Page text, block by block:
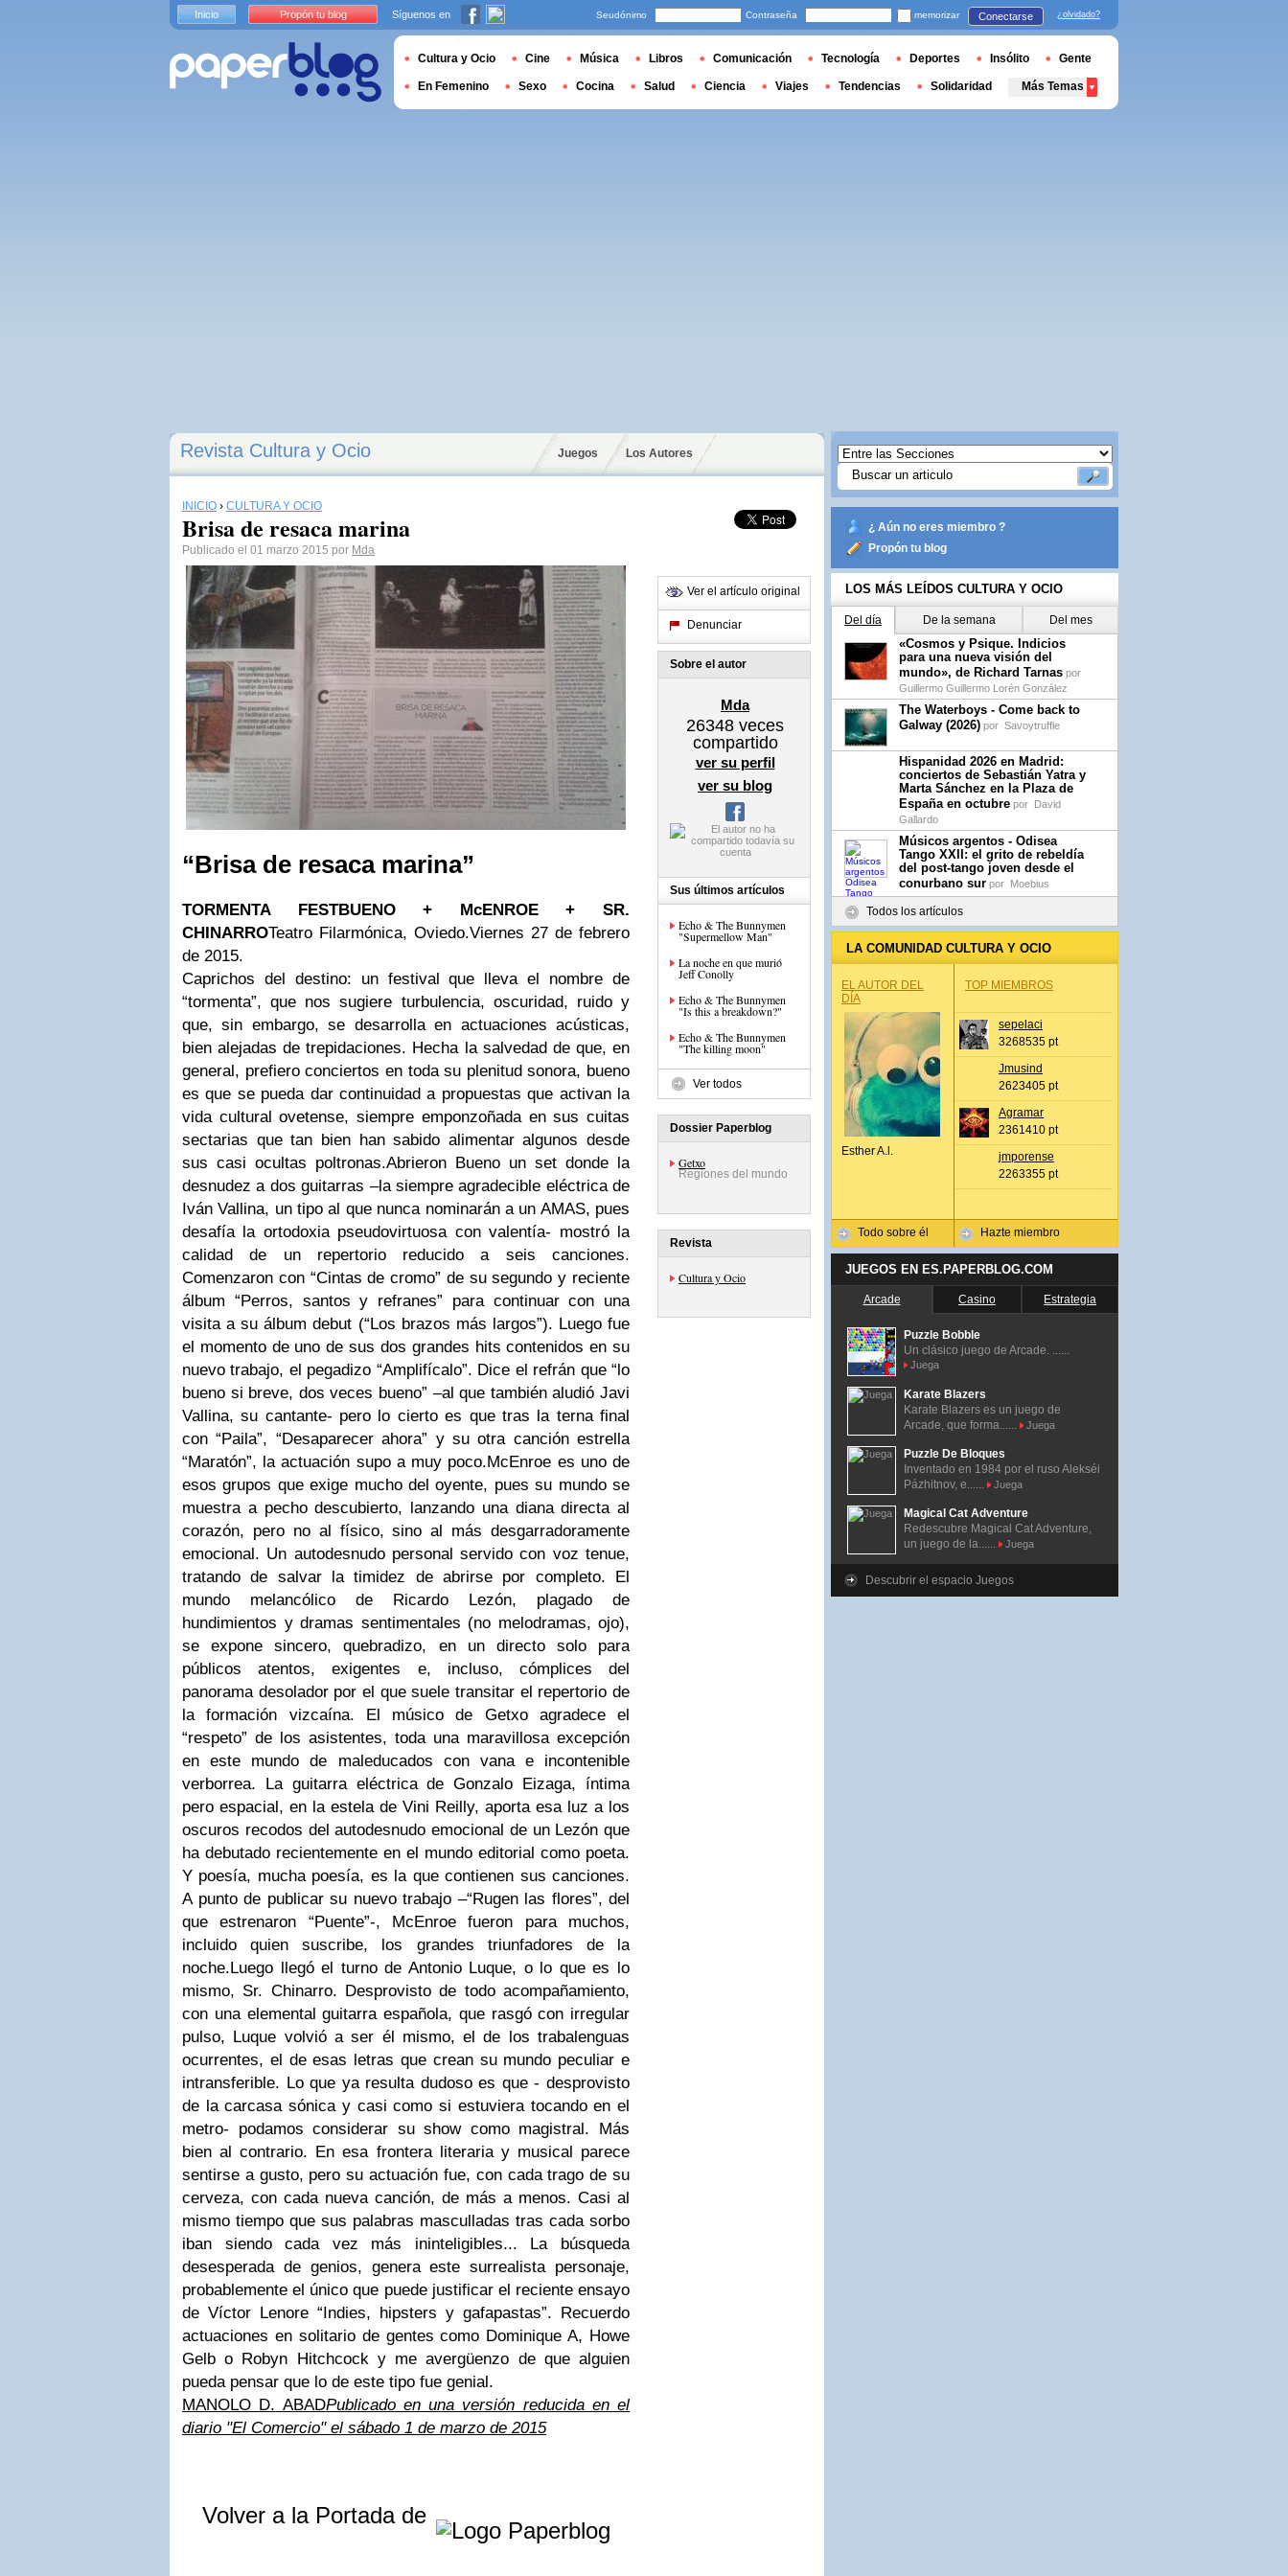
Revista Cultura y Ocio Juegos Los Autores
INICIO › CULTURA Y OCIO
Brisa de resaca marina
Publicado el 01 marzo 2015 por Mda
“Brisa de resaca marina”
TORMENTA FESTBUENO + McENROE + SR.
CHINARROTeatro Filarmónica, Oviedo.Viernes 27 de febrero
de 2015.
Caprichos del destino: un festival que lleva el nombre de
“tormenta”, que nos sugiere turbulencia, oscuridad, ruido y
que, sin embargo, se desarrolla en actuaciones acústicas,
bien alejadas de trepidaciones. Hecha la salvedad de que, en
general, prefiero conciertos en toda su plenitud sonora, bueno
es que se pueda dar continuidad a propuestas que activan la
vida cultural ovetense, siempre emponzoñada en sus cuitas
sectarias que tan bien han sabido alimentar algunos desde
sus casi ocultas poltronas.Abrieron Bueno un set donde la
desnudez a dos guitarras –la siempre agradecible eléctrica de
Iván Vallina, un tipo al que nunca nominarán a un AMAS, pues
desafía la ortodoxia pseudovirtuosa con valentía- mostró la
calidad de un repertorio reducido a seis canciones.
Comenzaron con “Cintas de cromo” de su segundo y reciente
álbum “Perros, santos y refranes” para continuar con una
visita a su álbum debut (“Los brazos más largos”). Luego fue
el momento de uno de sus dos grandes hits contenidos en su
nuevo trabajo, el pegadizo “Amplifícalo”. Dice el refrán que “lo
bueno si breve, dos veces bueno” –al que también aludió Javi
Vallina, su cantante- pero lo cierto es que tras la terna final
con “Paila”, “Desaparecer ahora” y su otra canción estrella
“Maratón”, la actuación supo a muy poco.McEnroe es uno de
esos grupos que exige mucho del oyente, pues su mundo se
muestra a pecho descubierto, lanzando una diana directa al
corazón, pero no al físico, sino al más desgarradoramente
emocional. Un autodesnudo personal servido con voz tenue,
tratando de salvar la timidez de abrirse por completo. El
mundo melancólico de Ricardo Lezón, plagado de
hundimientos y dramas sentimentales (no melodramas, ojo),
se expone sincero, quebradizo, en un directo solo para
públicos atentos, exigentes e, incluso, cómplices del
panorama desolador por el que suele transitar el repertorio de
la formación vizcaína. El músico de Getxo agradece el
“respeto” de los asistentes, toda una maravillosa excepción
en este mundo de maleducados con vana e incontenible
verborrea. La guitarra eléctrica de Gonzalo Eizaga, íntima
pero espacial, en la estela de Vini Reilly, aporta esa luz a los
oscuros recodos del autodesnudo emocional de un Lezón que
ha debutado recientemente en el mundo editorial como poeta.
Y poesía, mucha poesía, es la que contienen sus canciones.
A punto de publicar su nuevo trabajo –“Rugen las flores”, del
que estrenaron “Puente”-, McEnroe fueron para muchos,
incluido quien suscribe, los grandes triunfadores de la
noche.Luego llegó el turno de Antonio Luque, o lo que es lo
mismo, Sr. Chinarro. Desprovisto de todo acompañamiento,
con una elemental guitarra española, que rasgó con irregular
pulso, Luque volvió a ser él mismo, el de los trabalenguas
ocurrentes, el de esas letras que crean su mundo peculiar e
intransferible. Lo que ya resulta dudoso es que - desprovisto
de la carcasa sónica y casi como si estuviera tocando en el
metro- podamos considerar su show como magistral. Más
bien al contrario. En esa frontera literaria y musical parece
sentirse a gusto, pero su actuación fue, con cada trago de su
cerveza, con cada nueva canción, de más a menos. Casi al
mismo tiempo que sus palabras masculladas tras cada sorbo
iban siendo cada vez más ininteligibles... La búsqueda
desesperada de genios, genera este surrealista personaje,
probablemente el único que puede justificar el reciente ensayo
de Víctor Lenore “Indies, hipsters y gafapastas”. Recuerdo
actuaciones en solitario de gentes como Dominique A, Howe
Gelb o Robyn Hitchcock y me avergüenzo de que alguien
pueda pensar que lo de este tipo fue genial.
MANOLO D. ABADPublicado en una versión reducida en el
diario "El Comercio" el sábado 1 de marzo de 2015
Volver a la Portada de
Ver el artículo original
Denunciar
Sobre el autor
Mda
26348 veces
compartido
ver su perfil
ver su blog
Sus últimos artículos
Echo & The Bunnymen
"Supermellow Man"
La noche en que murió
Jeff Conolly
Echo & The Bunnymen
"Is this a breakdown?"
Echo & The Bunnymen
"The killing moon"
Ver todos
Dossier Paperblog
Getxo
Regiones del mundo
Revista
Cultura y Ocio
¿ Aún no eres miembro ?
Propón tu blog
LOS MÁS LEÍDOS CULTURA Y OCIO
Del día De la semana Del mes
«Cosmos y Psique. Indicios
para una nueva visión del
mundo», de Richard Tarnas por
Guillermo Guillermo Lorén González
The Waterboys - Come back to
Galway (2026) por Savoytruffle
Hispanidad 2026 en Madrid:
conciertos de Sebastián Yatra y
Marta Sánchez en la Plaza de
España en octubre por David
Gallardo
Músicos argentos - Odisea
Tango XXII: el grito de rebeldía
del post-tango joven desde el
conurbano sur por Moebius
Todos los artículos
LA COMUNIDAD CULTURA Y OCIO
EL AUTOR DEL
DÍA
Esther A.l.
Todo sobre él
TOP MIEMBROS
sepelaci
3268535 pt
Jmusind
2623405 pt
Agramar
2361410 pt
jmporense
2263355 pt
Hazte miembro
JUEGOS EN ES.PAPERBLOG.COM
Arcade Casino Estrategia
Puzzle Bobble
Un clásico juego de Arcade. ......
Juega
Karate Blazers
Karate Blazers es un juego de
Arcade, que forma......
Juega
Puzzle De Bloques
Inventado en 1984 por el ruso Alekséi
Pázhitnov, e......
Juega
Magical Cat Adventure
Redescubre Magical Cat Adventure,
un juego de la......
Juega
Descubrir el espacio Juegos
Inicio Propón tu blog Síguenos en Seudónimo Contraseña memorizar Conectarse ¿olvidado?
Cultura y Ocio Cine Música Libros Comunicación Tecnología Deportes Insólito Gente
En Femenino Sexo Cocina Salud Ciencia Viajes Tendencias Solidaridad Más Temas